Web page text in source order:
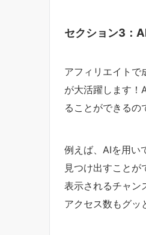
セクション3：
アフィリエイトで
が大活躍します！
ることができるの
例えば、AIを用い
見つけ出すこと
表示されるチャン
アクセス数もグッ